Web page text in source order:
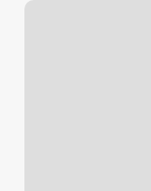
Radiant